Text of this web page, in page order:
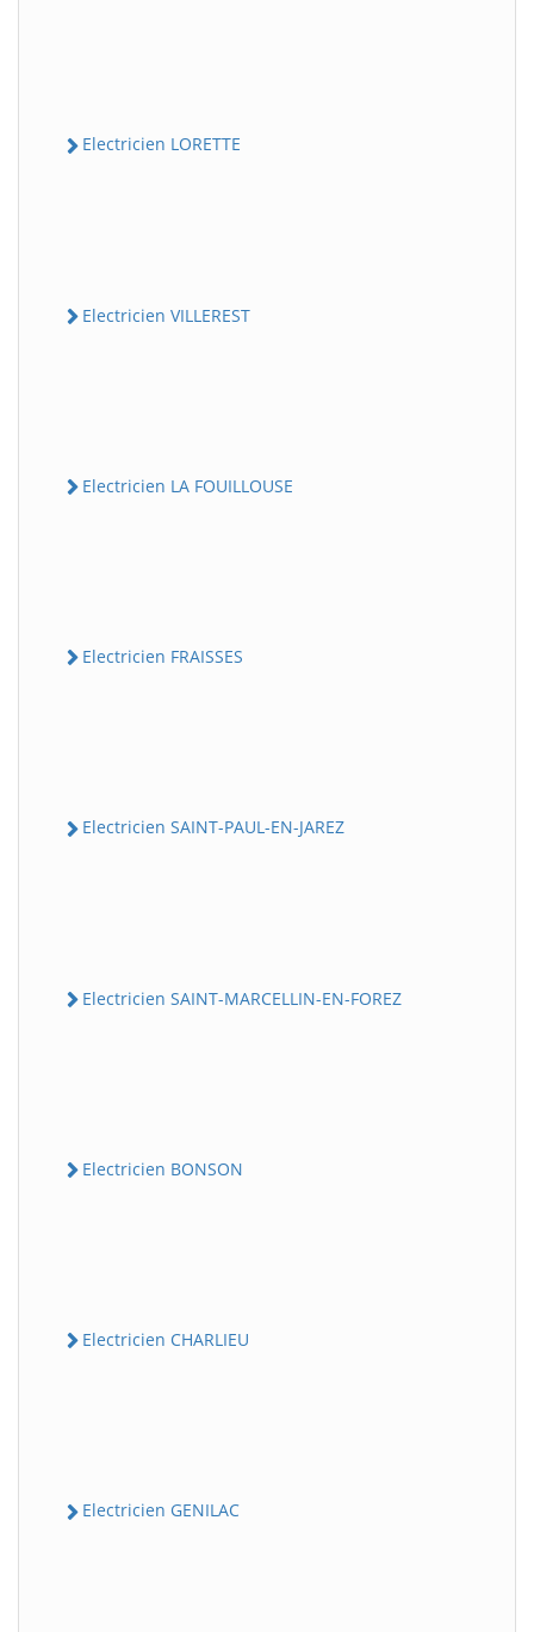
Electricien LORETTE
Electricien VILLEREST
Electricien LA FOUILLOUSE
Electricien FRAISSES
Electricien SAINT-PAUL-EN-JAREZ
Electricien SAINT-MARCELLIN-EN-FOREZ
Electricien BONSON
Electricien CHARLIEU
Electricien GENILAC